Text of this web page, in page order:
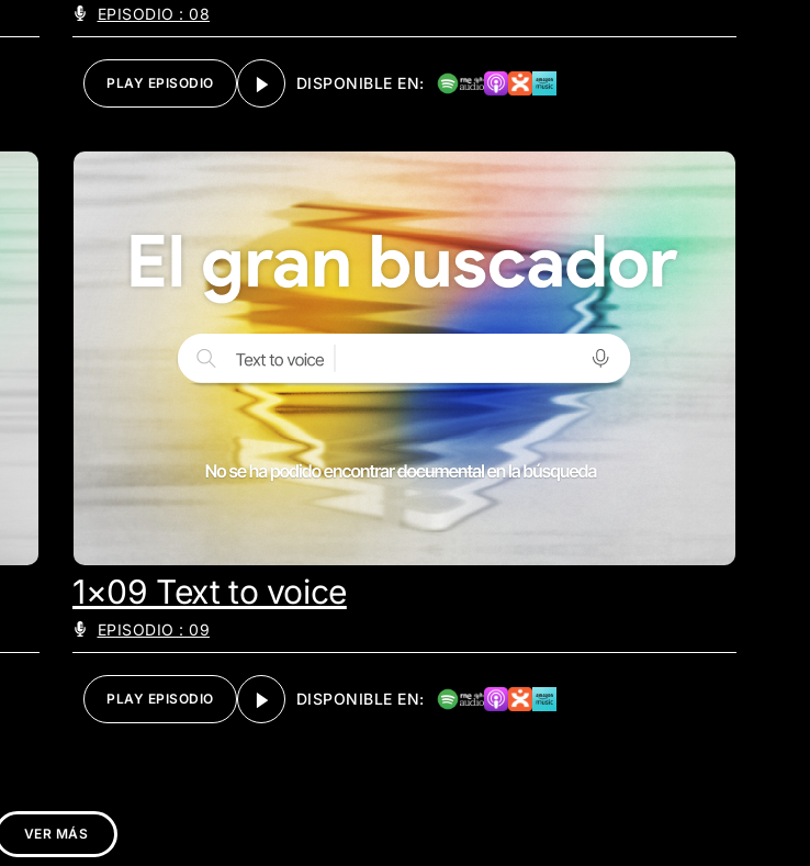
EPISODIO : 08
PLAY EPISODIO DISPONIBLE EN:
1×09 Text to voice
EPISODIO : 09
PLAY EPISODIO DISPONIBLE EN:
VER MÁS